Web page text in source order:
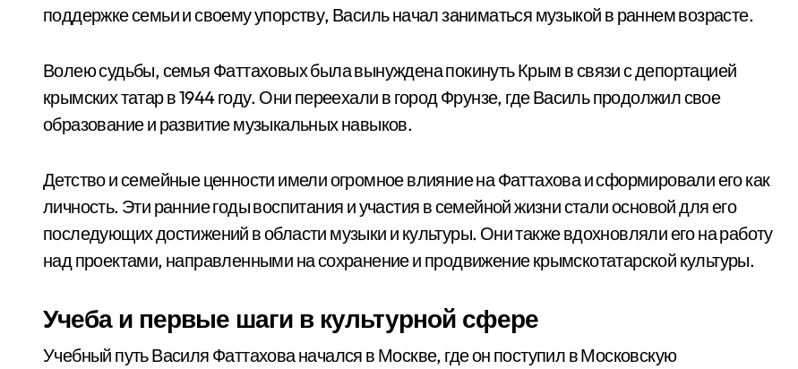
поддержке семьи и своему упорству, Василь начал заниматься музыкой в раннем возрасте.
Волею судьбы, семья Фаттаховых была вынуждена покинуть Крым в связи с депортацией
крымских татар в 1944 году. Они переехали в город Фрунзе, где Василь продолжил свое
образование и развитие музыкальных навыков.
Детство и семейные ценности имели огромное влияние на Фаттахова и сформировали его как
личность. Эти ранние годы воспитания и участия в семейной жизни стали основой для его
последующих достижений в области музыки и культуры. Они также вдохновляли его на работу
над проектами, направленными на сохранение и продвижение крымскотатарской культуры.
Учеба и первые шаги в культурной сфере
Учебный путь Василя Фаттахова начался в Москве, где он поступил в Московскую